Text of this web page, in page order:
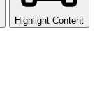
Highlight Content